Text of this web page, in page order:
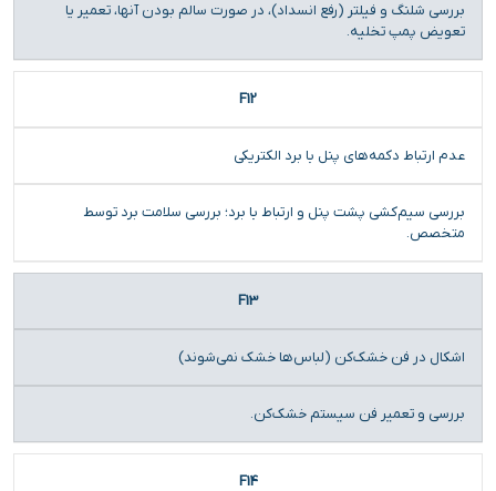
بررسی شلنگ و فیلتر (رفع انسداد)، در صورت سالم بودن آنها، تعمیر یا
تعویض پمپ تخلیه.
F12
عدم ارتباط دکمه‌های پنل با برد الکتریکی
بررسی سیم‌کشی پشت پنل و ارتباط با برد؛ بررسی سلامت برد توسط
متخصص.
F13
اشکال در فن خشک‌کن (لباس‌ها خشک نمی‌شوند)
بررسی و تعمیر فن سیستم خشک‌کن.
F14